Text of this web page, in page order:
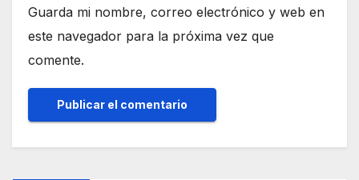
Guarda mi nombre, correo electrónico y web en
este navegador para la próxima vez que
comente.